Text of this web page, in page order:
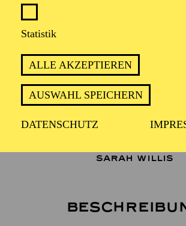
Statistik
ALLE AKZEPTIEREN
AUSWAHL SPEICHERN
DATENSCHUTZ
2 Stunden, inkl. Pause
THE SARAHBANDA
SARAH WILLIS